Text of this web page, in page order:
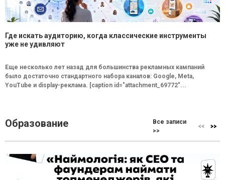
Где искать аудиторию, когда классические инструменты
уже не удивляют
Еще несколько лет назад для большинства рекламных кампаний
было достаточно стандартного набора каналов: Google, Meta,
YouTube и display-реклама. [caption id="attachment_69772"...
Образование
Все записи
>>